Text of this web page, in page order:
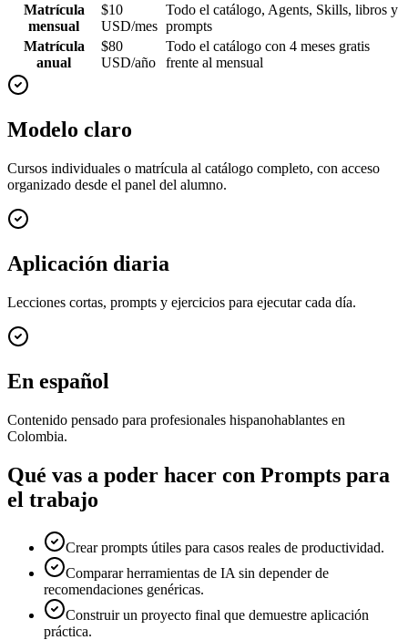
Matrícula
mensual
$10
USD/mes
Todo el catálogo, Agents, Skills, libros y
prompts
Matrícula
anual
$80
USD/año
Todo el catálogo con 4 meses gratis
frente al mensual
Modelo claro
Cursos individuales o matrícula al catálogo completo, con acceso
organizado desde el panel del alumno.
Aplicación diaria
Lecciones cortas, prompts y ejercicios para ejecutar cada día.
En español
Contenido pensado para profesionales hispanohablantes en
Colombia.
Qué vas a poder hacer con Prompts para
el trabajo
Crear prompts útiles para casos reales de productividad.
Comparar herramientas de IA sin depender de
recomendaciones genéricas.
Construir un proyecto final que demuestre aplicación
práctica.